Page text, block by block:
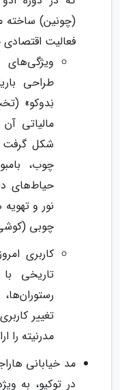
(چونین)
فعالیت اقتصادی
طراحی
نِدوکو»
مالیاتی
شکل گرفت
چوب،
حیاط‌های
نور و
چوبی
کاربری
تاریخی
تغییر
مدرنیته را
مد خیابانی